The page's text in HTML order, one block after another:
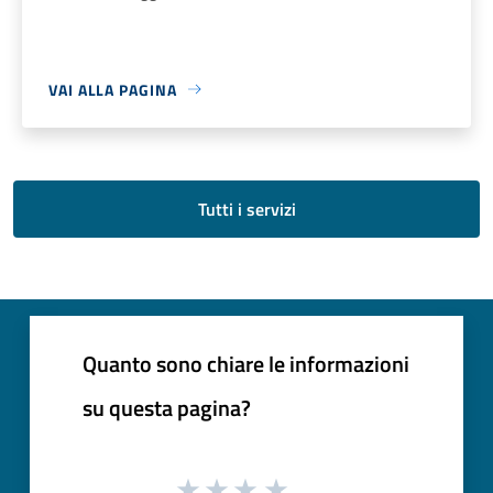
VAI ALLA PAGINA
Tutti i servizi
Quanto sono chiare le informazioni
su questa pagina?